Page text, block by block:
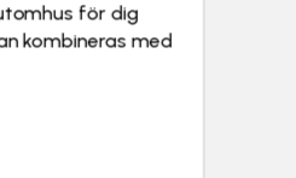
för dig
kombineras med